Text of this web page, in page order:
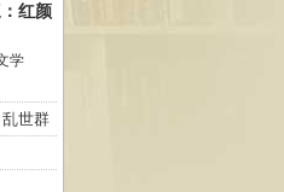
红颜
学
世群